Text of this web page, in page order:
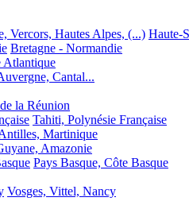
Vercors, Hautes Alpes, (...) Haute-
Bretagne - Normandie
Atlantique
Cantal...
la Réunion
Tahiti, Polynésie Française
Martinique
Amazonie
Pays Basque, Côte Basque
Vosges, Vittel, Nancy